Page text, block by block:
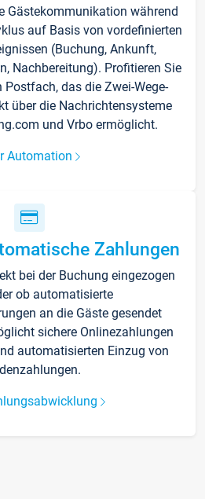
Gästekommunikation während
auf Basis von vordefinierten
(Buchung, Ankunft,
Nachbereitung). Profitieren Sie
das die Zwei-Wege-
über die Nachrichtensysteme
und Vrbo ermöglicht.
Automation
Zahlungen
bei der Buchung eingezogen
ob automatisierte
an die Gäste gesendet
sichere Onlinezahlungen
automatisierten Einzug von